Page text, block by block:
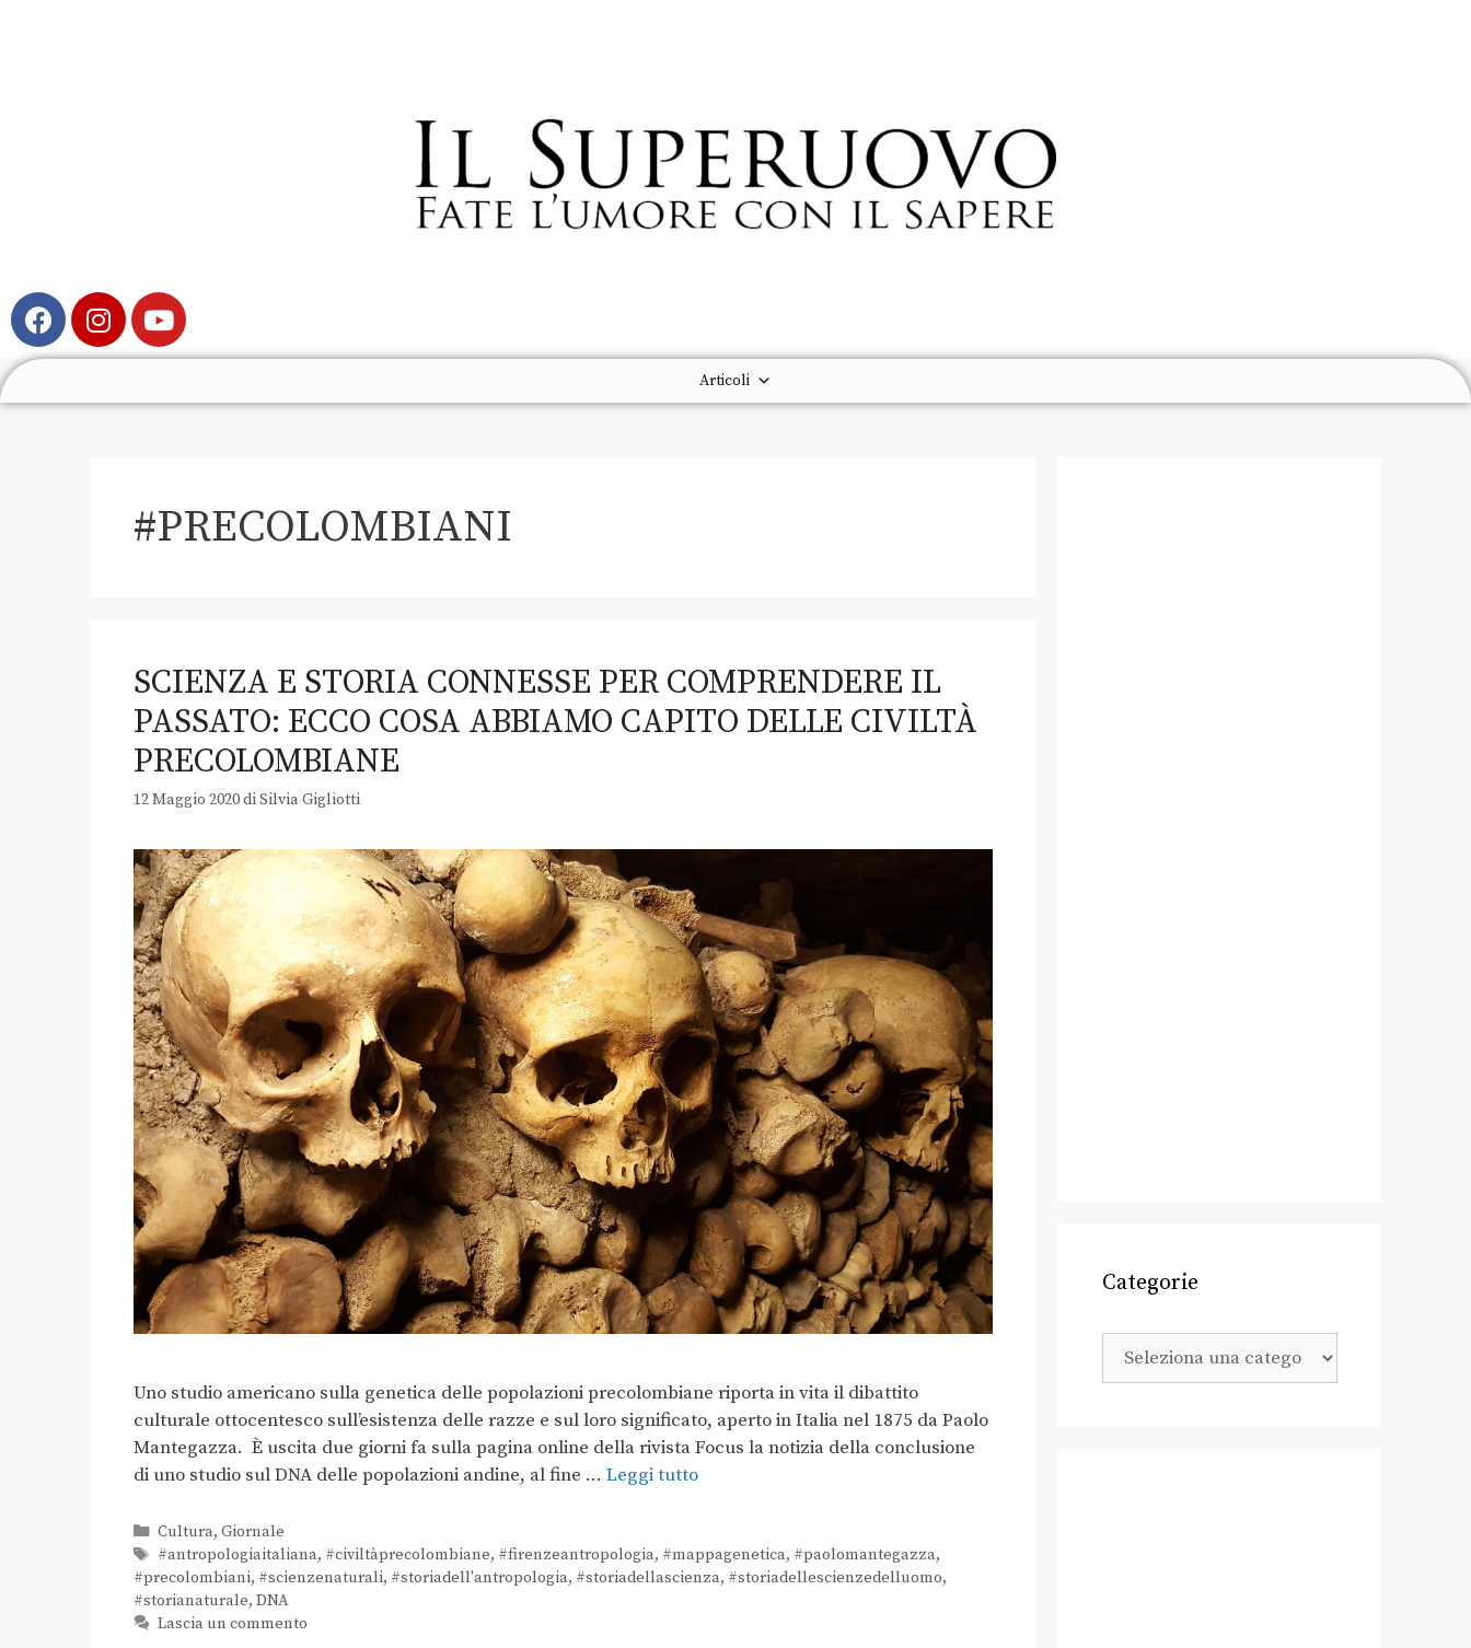
Articoli
#PRECOLOMBIANI
SCIENZA E STORIA CONNESSE PER COMPRENDERE IL
PASSATO: ECCO COSA ABBIAMO CAPITO DELLE CIVILTÀ
PRECOLOMBIANE
12 Maggio 2020diSilvia Gigliotti
Uno studio americano sulla genetica delle popolazioni precolombiane riporta in vita il dibattito
culturale ottocentesco sull’esistenza delle razze e sul loro significato, aperto in Italia nel 1875 da Paolo
Mantegazza. È uscita due giorni fa sulla pagina online della rivista Focus la notizia della conclusione
di uno studio sul DNA delle popolazioni andine, al fine … Leggi tutto
Cultura, Giornale
#antropologiaitaliana, #civiltàprecolombiane, #firenzeantropologia, #mappagenetica, #paolomantegazza,
#precolombiani, #scienzenaturali, #storiadell'antropologia, #storiadellascienza, #storiadellescienzedelluomo,
#storianaturale, DNA
Lascia un commento
Categorie